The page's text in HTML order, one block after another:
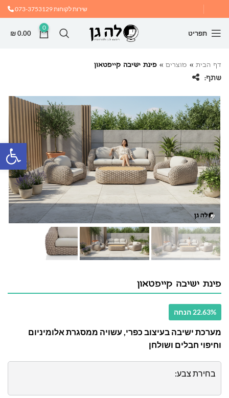
שירות לקוחות073-3753129
תפריט
0
₪0.00
דף הבית » מוצרים » פינת ישיבה קייפטאון
שתף:
פינת ישיבה קייפטאון
22.63% הנחה
מערכת ישיבה בעיצוב כפרי, עשויה ממסגרת אלומיניום
וחיפוי חבלים ושולחן
בחירת צבע: